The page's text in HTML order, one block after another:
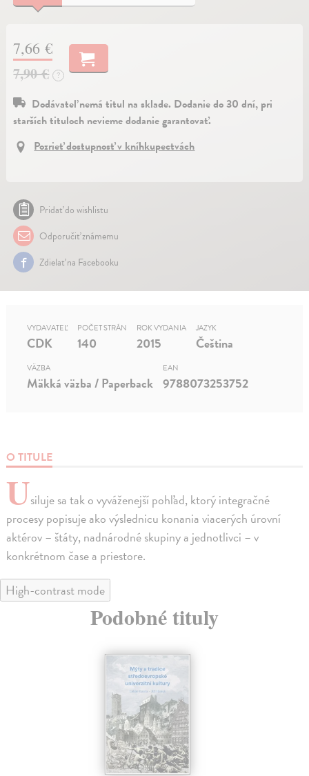
7,66 €
7,90 €
?
Dodávateľ nemá titul na sklade. Dodanie do 30 dní, pri
starších tituloch nevieme dodanie garantovať.
Pozrieť dostupnosť v kníhkupectvách
Pridať do wishlistu
Odporučiť známemu
Zdielať na Facebooku
O TITULE
Usiluje sa tak o vyváženejší pohľad, ktorý integračné
procesy popisuje ako výslednicu konania viacerých úrovní
aktérov – štáty, nadnárodné skupiny a jednotlivci – v
konkrétnom čase a priestore.
VYDAVATEĽ
CDK
POČET STRÁN
140
ROK VYDANIA
2015
JAZYK
Čeština
VÄZBA
Mäkká väzba / Paperback
EAN
9788073253752
High-contrast mode
Podobné tituly